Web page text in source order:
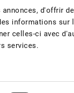
d'offrir
informations
celles-ci avec
services.